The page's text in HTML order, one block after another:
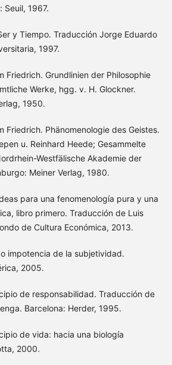
Seuil, 1967.
y Tiempo. Traducción Jorge Eduardo
1997.
Friedrich. Grundlinien der Philosophie
Werke, hgg. v. H. Glockner.
1950.
Friedrich. Phänomenologie des Geistes.
u. Reinhard Heede; Gesammelte
Westfälische Akademie der
Meiner Verlag, 1980.
para una fenomenología pura y una
libro primero. Traducción de Luis
de Cultura Económica, 2013.
impotencia de la subjetividad.
2005.
de responsabilidad. Traducción de
Barcelona: Herder, 1995.
de vida: hacia una biología
2000.